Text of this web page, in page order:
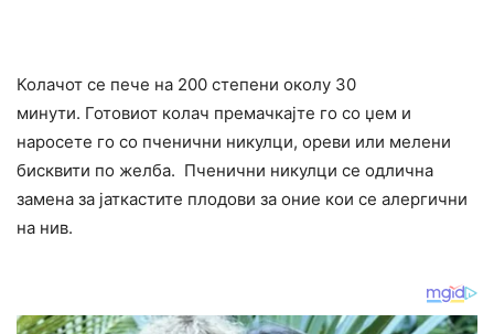
Колачот се пече на 200 степени околу 30
минути. Готовиот колач премачкајте го со џем и
наросете го со пченични никулци, ореви или мелени
бисквити по желба. Пченични никулци се одлична
замена за јаткастите плодови за оние кои се алергични
на нив.